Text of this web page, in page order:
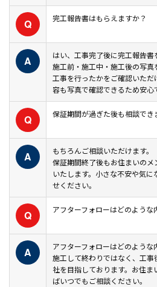
Q 完工報告書はもらえますか？
A
はい、工事完了後に完工報告書
施工前・施工中・施工後の写
工事を行ったかをご確認いた
容も写真で確認できるため安心
Q 保証期間が過ぎた後も相談でき
A
もちろんご相談いただけます。
保証期間終了後もお住まいの
いたします。小さな不安や気
せください。
Q アフターフォローはどのような
A
アフターフォローはどのような
施工して終わりではなく、工
社を目指しております。お住
ばいつでもご相談ください。